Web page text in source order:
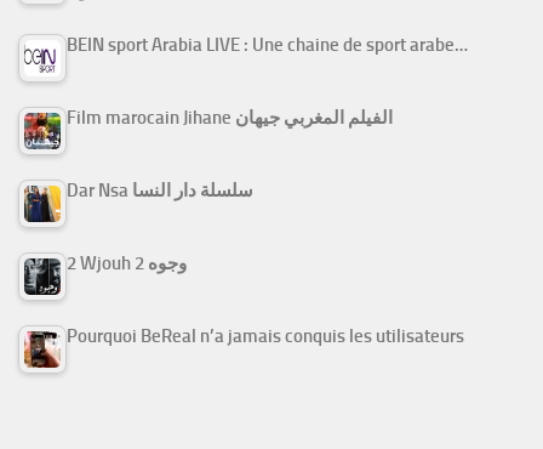
BEIN sport Arabia LIVE : Une chaine de sport arabe…
Film marocain Jihane الفيلم المغربي جيهان
Dar Nsa سلسلة دار النسا
2 Wjouh 2 وجوه
Pourquoi BeReal n’a jamais conquis les utilisateurs